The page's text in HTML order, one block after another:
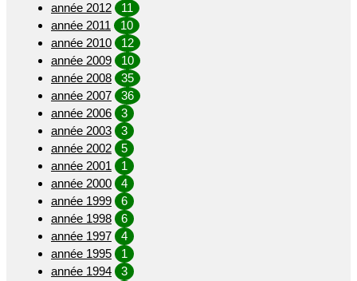
année 2012
11
année 2011
10
année 2010
12
année 2009
10
année 2008
35
année 2007
36
année 2006
3
année 2003
3
année 2002
5
année 2001
1
année 2000
4
année 1999
6
année 1998
6
année 1997
4
année 1995
1
année 1994
3